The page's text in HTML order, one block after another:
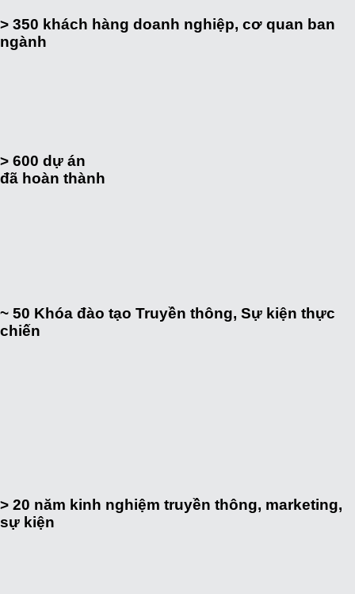
> 350 khách hàng doanh nghiệp, cơ quan ban
ngành
> 600 dự án
đã hoàn thành
~ 50 Khóa đào tạo Truyền thông, Sự kiện thực
chiến
> 20 năm kinh nghiệm truyền thông, marketing,
sự kiện